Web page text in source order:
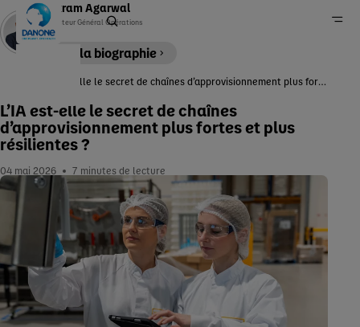
Accueil
Newsroom
L’IA est-elle le secret de chaînes d’approvisionnement plus fortes et plus résilientes ?
Vikram Agarwal
Directeur Général Opérations
Lire la biographie
04 mai 2026 7 minutes de lecture
L’IA est-elle le secret de chaînes
d’approvisionnement plus fortes et plus
résilientes ?